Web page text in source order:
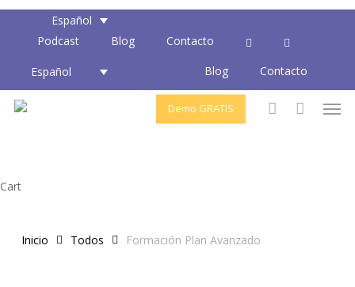
Skip
content
Español
Podcast
Blog Contacto
Español Blog Contacto
Demo GRATIS
CartClose
Inicio Todos Formación Plan Avanzado